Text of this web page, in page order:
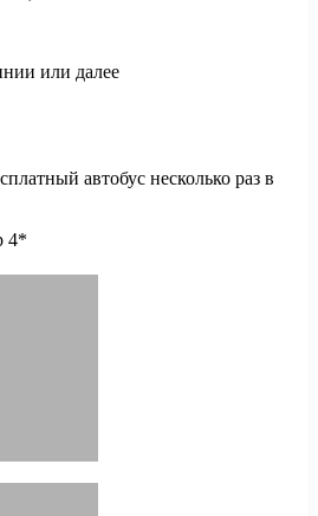
или далее
автобус несколько раз в
4*